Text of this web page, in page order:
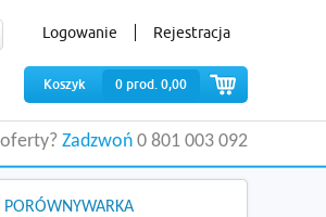
Logowanie Rejestracja
Koszyk 0 prod. 0,00
Zadzwoń 0 801 003 092
PORÓWNYWARKA